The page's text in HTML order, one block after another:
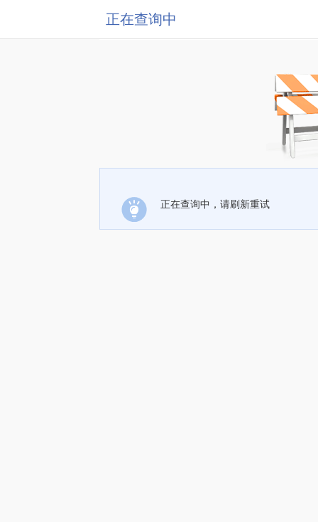
正在查询中
正在查询中，请刷新重试